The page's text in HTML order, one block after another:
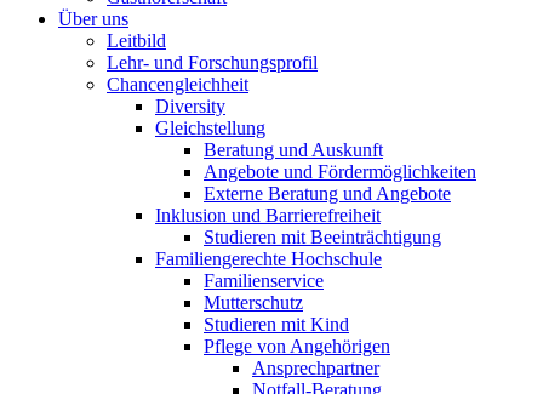
Über uns
Leitbild
Lehr- und Forschungsprofil
Chancengleichheit
Diversity
Gleichstellung
Beratung und Auskunft
Angebote und Fördermöglichkeiten
Externe Beratung und Angebote
Inklusion und Barrierefreiheit
Studieren mit Beeinträchtigung
Familiengerechte Hochschule
Familienservice
Mutterschutz
Studieren mit Kind
Pflege von Angehörigen
Ansprechpartner
Notfall-Beratung